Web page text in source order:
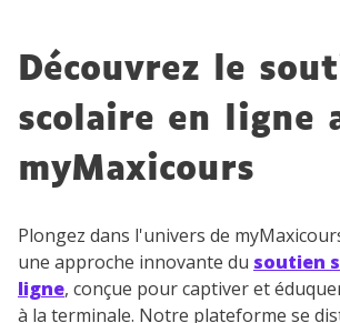
Découvrez le
scolaire en ligne
myMaxicours
Plongez dans l'univers de
une approche innovante du soutien
ligne, conçue pour captiver et
à la terminale. Notre plateforme se